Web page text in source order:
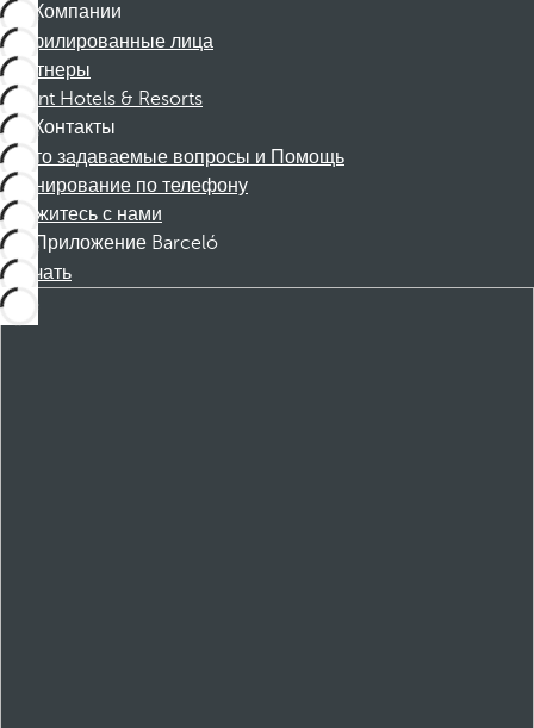
Компании
Аффилированные лица
Партнеры
Dorint Hotels & Resorts
Контакты
Часто задаваемые вопросы и Помощь
Бронирование по телефону
Свяжитесь с нами
Приложение Barceló
Скачать